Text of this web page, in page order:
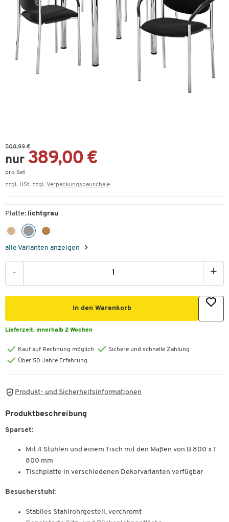
508,99 €
nur 389,00 €
pro Set
zzgl. USt. zzgl. Verpackungspauschale
Platte: lichtgrau
alle Varianten anzeigen
- +
In den Warenkorb
Lieferzeit: innerhalb 2 Wochen
Kauf auf Rechnung möglich
Sichere und schnelle Zahlung
Über 50 Jahre Erfahrung
Produkt- und Sicherheitsinformationen
Produktbeschreibung
Sparset:
Mit 4 Stühlen und einem Tisch mit den Maßen von B 800 x T
800 mm
Tischplatte in verschiedenen Dekorvarianten verfügbar
Besucherstuhl:
Stabiles Stahlrohrgestell, verchromt